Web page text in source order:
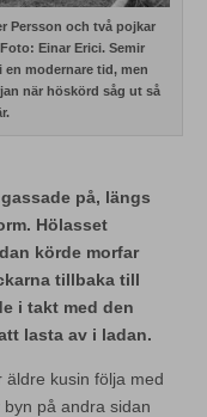
Persson och två pojkar
Einar Erici. Semir
modernare tid, men
när höskörd såg ut så
på, längs
Hölasset
körde morfar
tillbaka till
i takt med den
lasta av i ladan.
äldre kusin följa med
på andra sidan